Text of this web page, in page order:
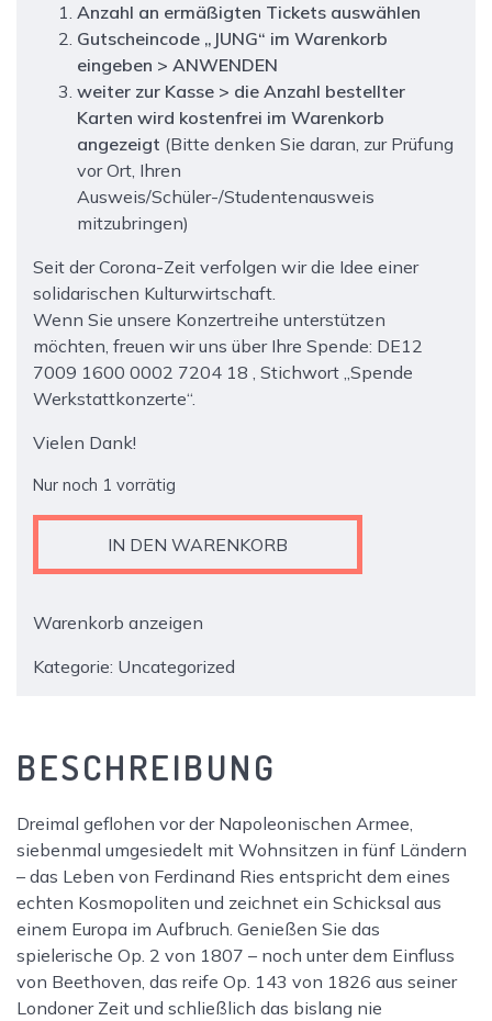
Anzahl an ermäßigten Tickets auswählen
Gutscheincode „JUNG“ im Warenkorb
eingeben > ANWENDEN
weiter zur Kasse > die Anzahl bestellter
Karten wird kostenfrei im Warenkorb
angezeigt (Bitte denken Sie daran, zur Prüfung
vor Ort, Ihren
Ausweis/Schüler-/Studentenausweis
mitzubringen)
Seit der Corona-Zeit verfolgen wir die Idee einer
solidarischen Kulturwirtschaft.
Wenn Sie unsere Konzertreihe unterstützen
möchten, freuen wir uns über Ihre Spende: DE12
7009 1600 0002 7204 18 , Stichwort „Spende
Werkstattkonzerte“.
Vielen Dank!
Nur noch 1 vorrätig
WERKSTATTKONZERT
10
IN DEN WARENKORB
Warenkorb anzeigen
Kategorie: Uncategorized
BESCHREIBUNG
Dreimal geflohen vor der Napoleonischen Armee,
siebenmal umgesiedelt mit Wohnsitzen in fünf Ländern
– das Leben von Ferdinand Ries entspricht dem eines
echten Kosmopoliten und zeichnet ein Schicksal aus
einem Europa im Aufbruch. Genießen Sie das
spielerische Op. 2 von 1807 – noch unter dem Einfluss
von Beethoven, das reife Op. 143 von 1826 aus seiner
Londoner Zeit und schließlich das bislang nie